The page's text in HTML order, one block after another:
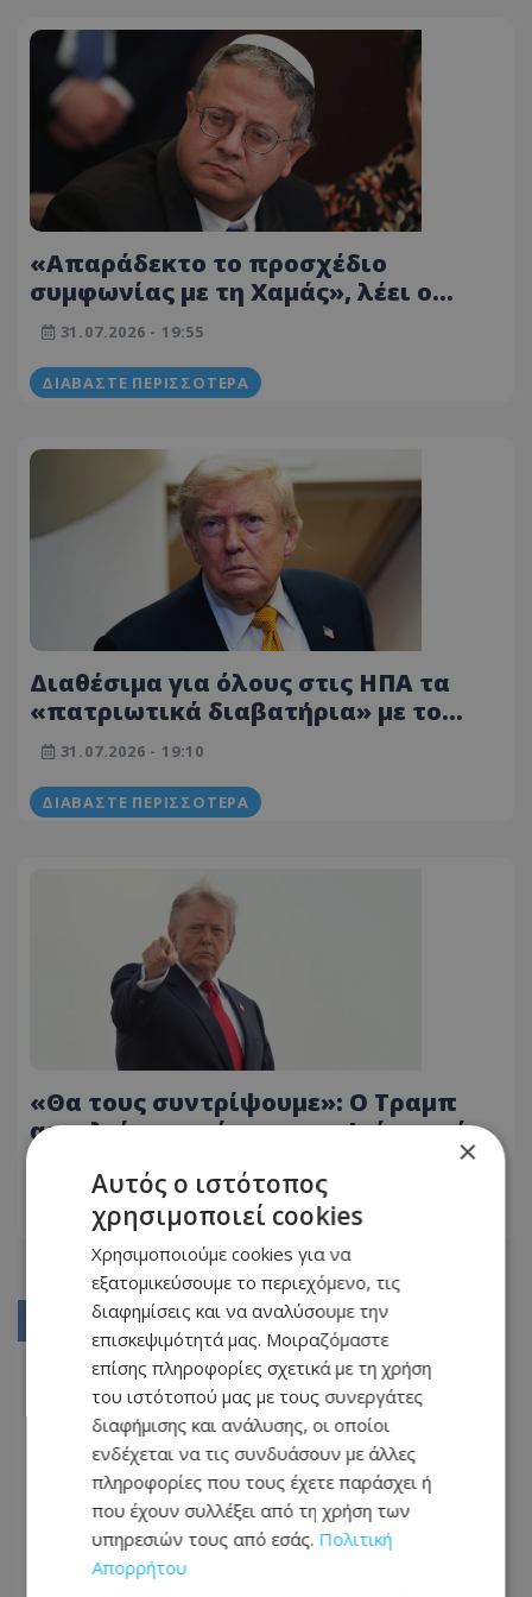
«Απαράδεκτο το προσχέδιο
συμφωνίας με τη Χαμάς», λέει ο
Ισραηλινός υπουργός Εθνικής
Ασφάλειας
31.07.2026 - 19:55
ΔΙΑΒΆΣΤΕ ΠΕΡΙΣΣΌΤΕΡΑ
Διαθέσιμα για όλους στις ΗΠΑ τα
«πατριωτικά διαβατήρια» με το
πρόσωπο του Τραμπ
31.07.2026 - 19:10
ΔΙΑΒΆΣΤΕ ΠΕΡΙΣΣΌΤΕΡΑ
«Θα τους συντρίψουμε»: Ο Τραμπ
απειλεί με αντίποινα το Ιράν μετά
δυνάμεις
29.07.2026 - 17:42
ΔΙΑΒΆΣΤΕ ΠΕΡΙΣΣΌΤΕΡΑ
01
02
03
05
...
×
Αυτός ο ιστότοπος
χρησιμοποιεί cookies
Χρησιμοποιούμε cookies για να
εξατομικεύσουμε το περιεχόμενο, τις
διαφημίσεις και να αναλύσουμε την
επισκεψιμότητά μας. Μοιραζόμαστε
επίσης πληροφορίες σχετικά με τη χρήση
του ιστότοπού μας με τους συνεργάτες
διαφήμισης και ανάλυσης, οι οποίοι
ενδέχεται να τις συνδυάσουν με άλλες
πληροφορίες που τους έχετε παράσχει ή
που έχουν συλλέξει από τη χρήση των
υπηρεσιών τους από εσάς. Πολιτική
Απορρήτου